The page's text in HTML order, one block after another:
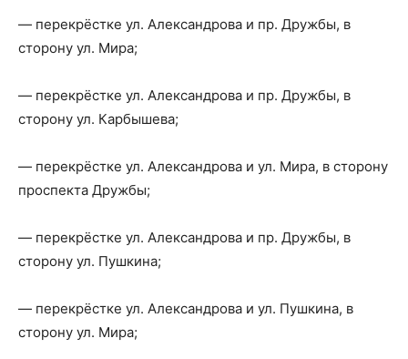
— перекрёстке ул. Александрова и пр. Дружбы, в
сторону ул. Мира;
— перекрёстке ул. Александрова и пр. Дружбы, в
сторону ул. Карбышева;
— перекрёстке ул. Александрова и ул. Мира, в сторону
проспекта Дружбы;
— перекрёстке ул. Александрова и пр. Дружбы, в
сторону ул. Пушкина;
— перекрёстке ул. Александрова и ул. Пушкина, в
сторону ул. Мира;